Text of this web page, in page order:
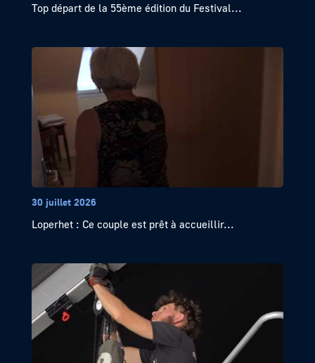
Top départ de la 55ème édition du Festival...
30 juillet 2026
Loperhet : Ce couple est prêt à accueillir...